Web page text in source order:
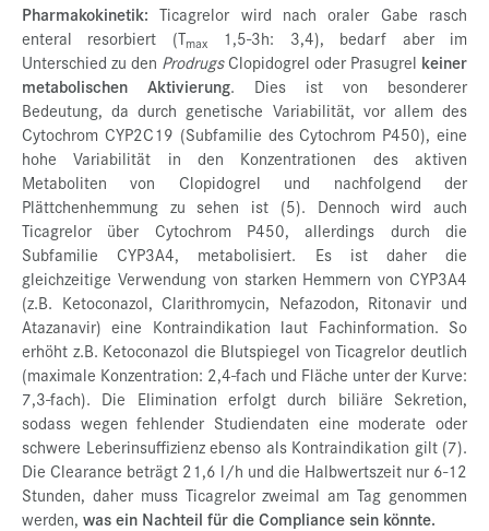
Pharmakokinetik: Ticagrelor wird nach oraler Gabe rasch
enteral resorbiert (Tmax1,5-3h: 3,4), bedarf aber im
Unterschied zu den ProdrugsClopidogrel oder Prasugrel keiner
metabolischen Aktivierung. Dies ist von besonderer
Bedeutung, da durch genetische Variabilität, vor allem des
Cytochrom CYP2C19 (Subfamilie des Cytochrom P450), eine
hohe Variabilität in den Konzentrationen des aktiven
Metaboliten von Clopidogrel und nachfolgend der
Plättchenhemmung zu sehen ist (5). Dennoch wird auch
Ticagrelor über Cytochrom P450, allerdings durch die
Subfamilie CYP3A4, metabolisiert. Es ist daher die
gleichzeitige Verwendung von starken Hemmern von CYP3A4
(z.B. Ketoconazol, Clarithromycin, Nefazodon, Ritonavir und
Atazanavir) eine Kontraindikation laut Fachinformation. So
erhöht z.B. Ketoconazol die Blutspiegel von Ticagrelor deutlich
(maximale Konzentration: 2,4-fach und Fläche unter der Kurve:
7,3-fach). Die Elimination erfolgt durch biliäre Sekretion,
sodass wegen fehlender Studiendaten eine moderate oder
schwere Leberinsuffizienz ebenso als Kontraindikation gilt (7).
Die Clearance beträgt 21,6 l/h und die Halbwertszeit nur 6-12
Stunden, daher muss Ticagrelor zweimal am Tag genommen
werden, was ein Nachteil für die Compliance sein könnte.